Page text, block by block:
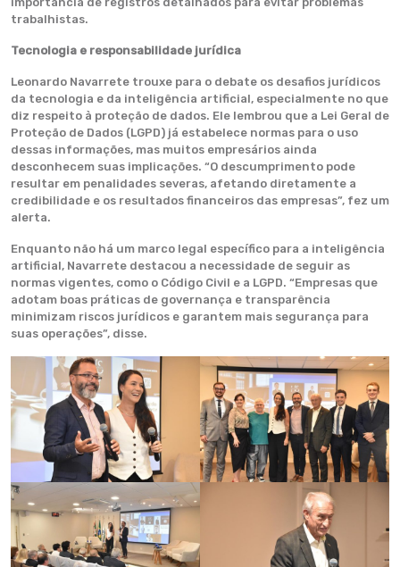
trabalhistas.
Tecnologia e responsabilidade jurídica
Leonardo Navarrete trouxe para o debate os desafios jurídicos
da tecnologia e da inteligência artificial, especialmente no que
diz respeito à proteção de dados. Ele lembrou que a Lei Geral de
Proteção de Dados (LGPD) já estabelece normas para o uso
dessas informações, mas muitos empresários ainda
desconhecem suas implicações. “O descumprimento pode
resultar em penalidades severas, afetando diretamente a
credibilidade e os resultados financeiros das empresas”, fez um
alerta.
Enquanto não há um marco legal específico para a inteligência
artificial, Navarrete destacou a necessidade de seguir as
normas vigentes, como o Código Civil e a LGPD. “Empresas que
adotam boas práticas de governança e transparência
minimizam riscos jurídicos e garantem mais segurança para
suas operações”, disse.